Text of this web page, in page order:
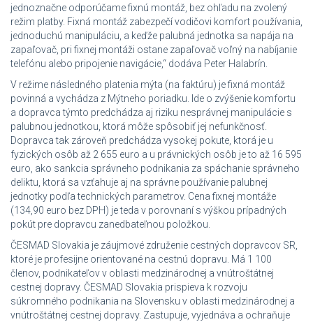
jednoznačne odporúčame fixnú montáž, bez ohľadu na zvolený
režim platby. Fixná montáž zabezpečí vodičovi komfort používania,
jednoduchú manipuláciu, a keďže palubná jednotka sa napája na
zapaľovač, pri fixnej montáži ostane zapaľovač voľný na nabíjanie
telefónu alebo pripojenie navigácie,“ dodáva Peter Halabrín.
V režime následného platenia mýta (na faktúru) je fixná montáž
povinná a vychádza z Mýtneho poriadku. Ide o zvýšenie komfortu
a dopravca týmto predchádza aj riziku nesprávnej manipulácie s
palubnou jednotkou, ktorá môže spôsobiť jej nefunkčnosť.
Dopravca tak zároveň predchádza vysokej pokute, ktorá je u
fyzických osôb až 2 655 euro a u právnických osôb je to až 16 595
euro, ako sankcia správneho podnikania za spáchanie správneho
deliktu, ktorá sa vzťahuje aj na správne používanie palubnej
jednotky podľa technických parametrov. Cena fixnej montáže
(134,90 euro bez DPH) je teda v porovnaní s výškou prípadných
pokút pre dopravcu zanedbateľnou položkou.
ČESMAD Slovakia je záujmové združenie cestných dopravcov SR,
ktoré je profesijne orientované na cestnú dopravu. Má 1 100
členov, podnikateľov v oblasti medzinárodnej a vnútroštátnej
cestnej dopravy. ČESMAD Slovakia prispieva k rozvoju
súkromného podnikania na Slovensku v oblasti medzinárodnej a
vnútroštátnej cestnej dopravy. Zastupuje, vyjednáva a ochraňuje